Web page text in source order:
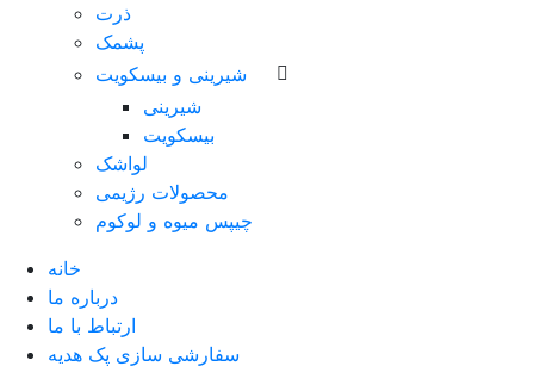
ذرت
پشمک
شیرینی و بیسکویت
شیرینی
بیسکویت
لواشک
محصولات رژیمی
چیپس میوه و لوکوم
خانه
درباره ما
ارتباط با ما
سفارشی سازی پک هدیه